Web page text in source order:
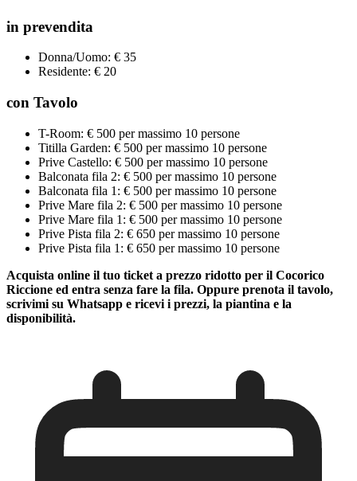
in prevendita
Donna/Uomo: € 35
Residente: € 20
con Tavolo
T-Room: € 500 per massimo 10 persone
Titilla Garden: € 500 per massimo 10 persone
Prive Castello: € 500 per massimo 10 persone
Balconata fila 2: € 500 per massimo 10 persone
Balconata fila 1: € 500 per massimo 10 persone
Prive Mare fila 2: € 500 per massimo 10 persone
Prive Mare fila 1: € 500 per massimo 10 persone
Prive Pista fila 2: € 650 per massimo 10 persone
Prive Pista fila 1: € 650 per massimo 10 persone
Acquista online il tuo ticket a prezzo ridotto per il Cocorico
Riccione ed entra senza fare la fila. Oppure prenota il tavolo,
scrivimi su Whatsapp e ricevi i prezzi, la piantina e la
disponibilità.